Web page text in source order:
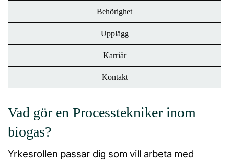
Behörighet
Upplägg
Karriär
Kontakt
Vad gör en Processtekniker inom
biogas?
Yrkesrollen passar dig som vill arbeta med